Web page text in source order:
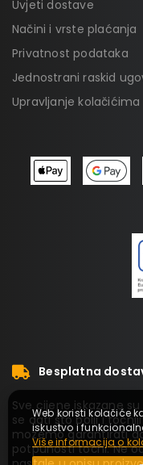
Uvjeti dostave
Načini i vrste plaćanja
Privatnost podataka
Jednostrani raskid
Upravljanje kolačićima
Besplatna
Sve cijene iskazane
se dati što bolji i
možemo garantirati
potpunosti točni. Ne
Web koristi kolačiće
iskustvo i
Više informacija o